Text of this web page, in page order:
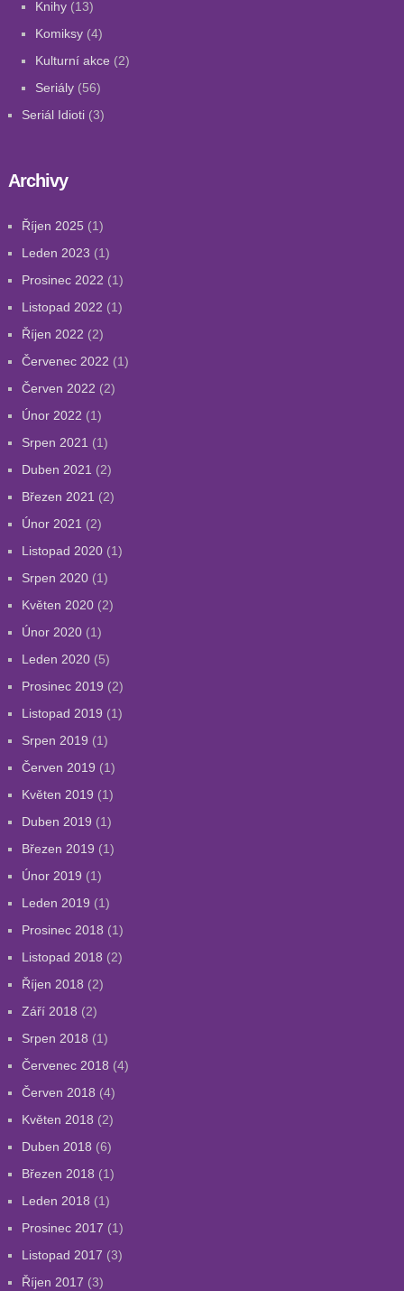
Knihy(13)
Komiksy(4)
Kulturní akce (2)
Seriály(56)
Seriál Idioti(3)
Archivy
Říjen 2025 (1)
Leden 2023 (1)
Prosinec 2022 (1)
Listopad 2022 (1)
Říjen 2022 (2)
Červenec 2022 (1)
Červen 2022 (2)
Únor 2022 (1)
Srpen 2021 (1)
Duben 2021 (2)
Březen 2021 (2)
Únor 2021 (2)
Listopad 2020(1)
Srpen 2020(1)
Květen 2020(2)
Únor 2020(1)
Leden 2020(5)
Prosinec 2019 (2)
Listopad 2019 (1)
Srpen 2019 (1)
Červen 2019 (1)
Květen 2019 (1)
Duben 2019 (1)
Březen 2019 (1)
Únor 2019 (1)
Leden 2019 (1)
Prosinec 2018 (1)
Listopad 2018 (2)
Říjen 2018 (2)
Září 2018 (2)
Srpen 2018 (1)
Červenec 2018 (4)
Červen 2018 (4)
Květen 2018 (2)
Duben 2018 (6)
Březen 2018 (1)
Leden 2018 (1)
Prosinec 2017 (1)
Listopad 2017 (3)
Říjen 2017 (3)